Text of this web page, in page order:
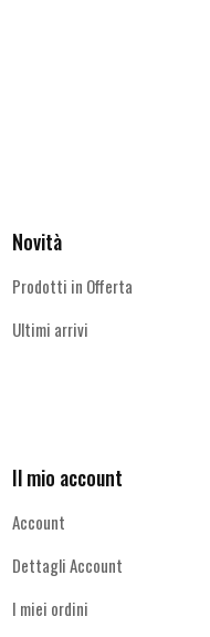
Novità
Prodotti in Offerta
Ultimi arrivi
Il mio account
Account
Dettagli Account
I miei ordini